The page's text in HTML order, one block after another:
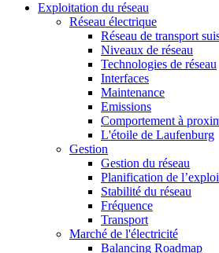
Exploitation du réseau
Réseau électrique
Réseau de transport
Niveaux de réseau
Technologies de réseau
Interfaces
Maintenance
Emissions
Comportement à
L'étoile de Laufenburg
Gestion
Gestion du réseau
Planification de
Stabilité du réseau
Fréquence
Transport
Marché de l'électricité
Balancing Roadmap